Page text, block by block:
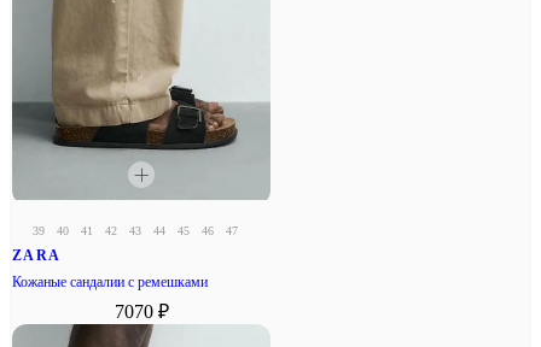
39 40 41 42 43 44 45 46 47
ZARA
Кожаные сандалии с ремешками
7070 ₽